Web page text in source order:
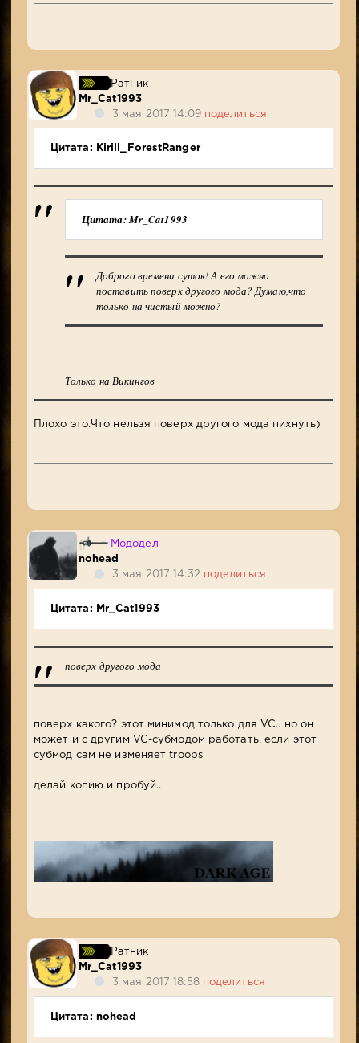
Ратник
Mr_Cat1993
3 мая 2017 14:09 поделиться
Цитата: Kirill_ForestRanger
Цитата: Mr_Cat1993
Доброго времени суток! А его можно
поставить поверх другого мода? Думаю,что
только на чистый можно?
Только на Викингов
Плохо это.Что нельзя поверх другого мода пихнуть)
Мододел
nohead
3 мая 2017 14:32
поделиться
Цитата: Mr_Cat1993
поверх другого мода
поверх какого? этот минимод только для VC.. но он
может и с другим VC-субмодом работать, если этот
субмод сам не изменяет troops
делай копию и пробуй..
Ратник
Mr_Cat1993
3 мая 2017 18:58 поделиться
Цитата: nohead